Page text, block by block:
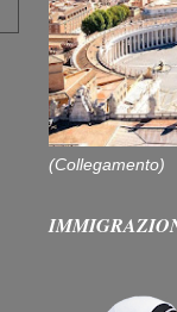
(Collegamento)